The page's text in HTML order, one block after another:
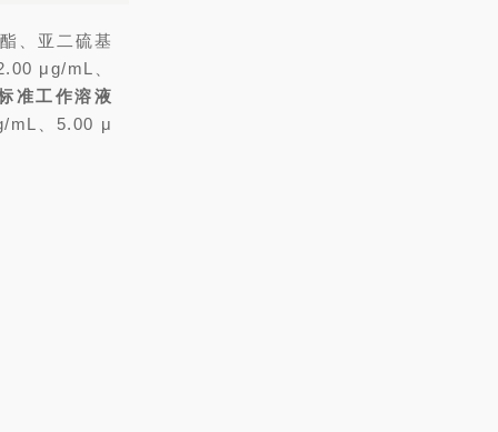
、亚二硫基
μg/mL、
准工作溶液
mL、5.00 μ